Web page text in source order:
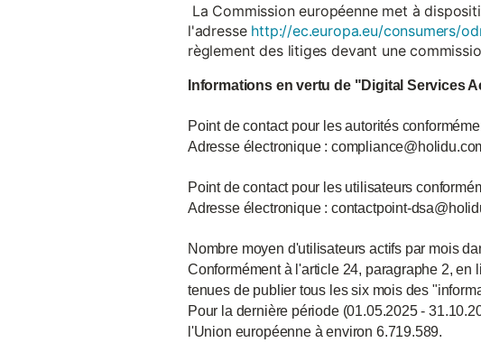
La Commission européenne met à
l'adresse http://ec.europa.eu/consumers/
règlement des litiges devant une
Informations en vertu de "Digital Services
Point de contact pour les autorités
Adresse électronique :
Point de contact pour les utilisateurs
Adresse électronique : contactpoint-
Nombre moyen d'utilisateurs actifs par mois
Conformément à l'article 24, paragraphe 2,
tenues de publier tous les six mois des
Pour la dernière période (01.05.2025 -
l'Union européenne à environ 6.719.589.